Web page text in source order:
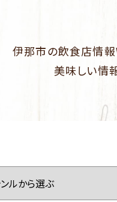
伊那市の飲食店情報
美味しい情